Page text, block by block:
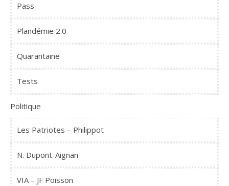
Pass
Plandémie 2.0
Quarantaine
Tests
Politique
Les Patriotes – Philippot
N. Dupont-Aignan
VIA – JF Poisson